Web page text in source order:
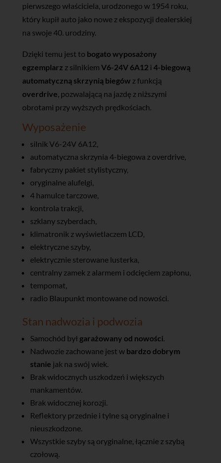
pierwszego właściciela, urodzonego w 1954 roku,
który kupił auto jako nowe z ekspozycji dealerskiej
na swoje 40. urodziny.
Dzięki temu jest to bogato wyposażony
egzemplarz z silnikiem V6-24V 6A12 i 4-biegową
automatyczną skrzynią biegów z funkcją
overdrive , pozwalającą na jazdę z niższymi
obrotami przy wyższych prędkościach.
Wyposażenie
silnik V6-24V 6A12,
automatyczna skrzynia 4-biegowa z overdrive,
fabryczny pakiet stylistyczny,
oryginalne alufelgi,
4 hamulce tarczowe,
kontrola trakcji,
szklany szyberdach,
klimatronik z wyświetlaczem LCD,
elektryczne szyby,
elektrycznie sterowane lusterka,
centralny zamek z alarmem i odcięciem zapłonu,
tempomat,
radio Blaupunkt montowane od nowości.
Stan nadwozia i podwozia
Samochód był garażowany od nowości
Nadwozie zachowane jest w bardzo dobrym
stanie jak na swój wiek.
Brak widocznych uszkodzeń i większych
mankamentów.
Brak widocznej korozji.
Reflektory przednie i tylne są oryginalne i
nieuszkodzone.
Wszystkie szyby są oryginalne, łącznie z szybą
czołową.